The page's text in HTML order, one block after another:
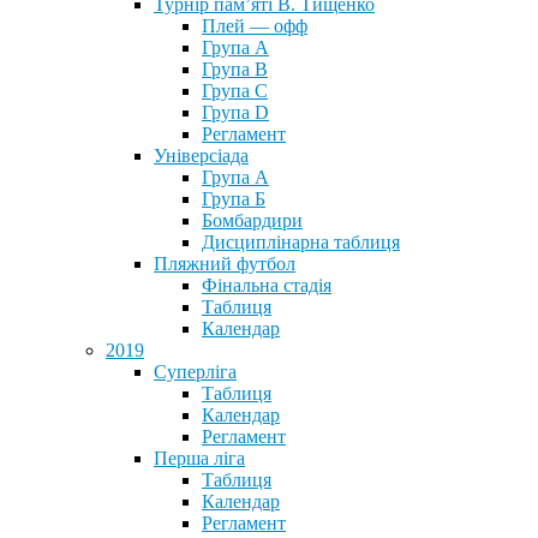
Турнір пам’яті В. Тищенко
Плей — офф
Група А
Група B
Група С
Група D
Регламент
Універсіада
Група А
Група Б
Бомбардири
Дисциплінарна таблиця
Пляжний футбол
Фінальна стадія
Таблиця
Календар
2019
Суперліга
Таблиця
Календар
Регламент
Перша ліга
Таблиця
Календар
Регламент